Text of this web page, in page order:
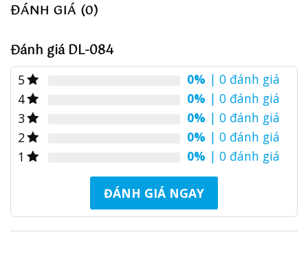
ĐÁNH GIÁ (0)
Đánh giá DL-084
5 0% | 0 đánh giá
4
0% | 0 đánh giá
3
0% | 0 đánh giá
2
0% | 0 đánh giá
1
0% | 0 đánh giá
ĐÁNH GIÁ NGAY